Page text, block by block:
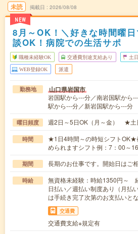
未読
NEW
掲載日 2026/08/08
8月～OK！＼好きな時間曜
談OK！病院での生活サポ
職種未経験OK 交通費別途支給あり 土
WEB登録OK 派遣
勤務地 山口県岩国市
岩国駅から---分／南岩国駅から
駅から---分／新岩国駅から---分
曜日頻度 週2日～5日OK（月～金） ★土
時間
★1日4時間～の時短シフトOK★
められますシフト例：7：00～
期間 長期のお仕事です。開始日は
時給
無資格未経験：時給1350円～
日払い／週払い制度あり（月払
は手続き完了次第のお支払いとな
交通費
交通費支給※規定有